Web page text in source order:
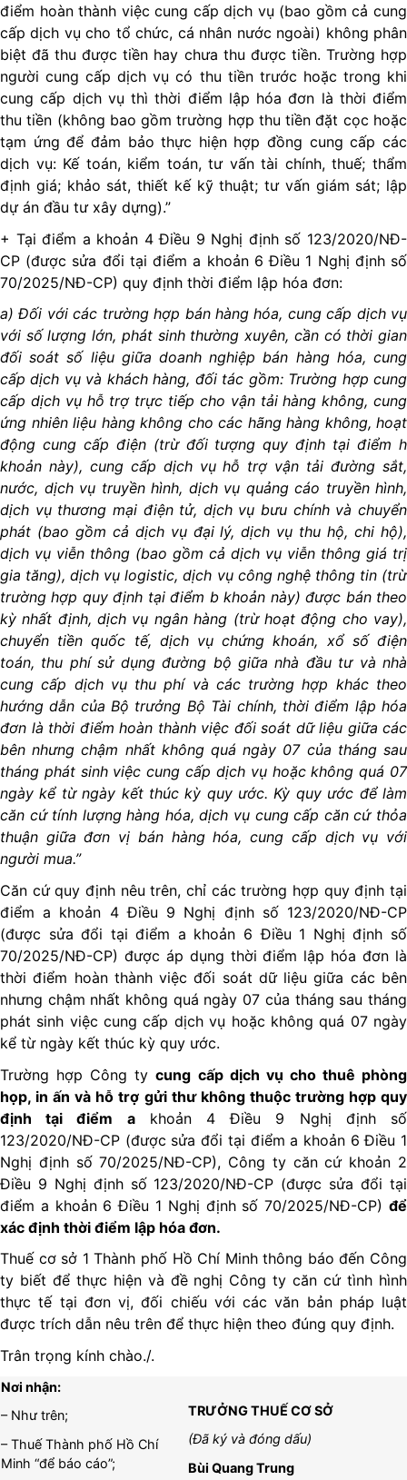
điểm hoàn thành việc cung cấp dịch vụ (bao gồm cả cung
cấp dịch vụ cho tổ chức, cá nhân nước ngoài) không phân
biệt đã thu được tiền hay chưa thu được tiền. Trường hợp
người cung cấp dịch vụ có thu tiền trước hoặc trong khi
cung cấp dịch vụ thì thời điểm lập hóa đơn là thời điểm
thu tiền (không bao gồm trường hợp thu tiền đặt cọc hoặc
tạm ứng để đảm bảo thực hiện hợp đồng cung cấp các
dịch vụ: Kế toán, kiểm toán, tư vấn tài chính, thuế; thẩm
định giá; khảo sát, thiết kế kỹ thuật; tư vấn giám sát; lập
dự án đầu tư xây dựng).”
+ Tại điểm a khoản 4 Điều 9 Nghị định số 123/2020/NĐ-
CP (được sửa đổi tại điểm a khoản 6 Điều 1 Nghị định số
70/2025/NĐ-CP) quy định thời điểm lập hóa đơn:
a) Đối với các trường hợp bán hàng hóa, cung cấp dịch vụ
với số lượng lớn, phát sinh thường xuyên, cần có thời gian
đối soát số liệu giữa doanh nghiệp bán hàng hóa, cung
cấp dịch vụ và khách hàng, đối tác gồm: Trường hợp cung
cấp dịch vụ hỗ trợ trực tiếp cho vận tải hàng không, cung
ứng nhiên liệu hàng không cho các hãng hàng không, hoạt
động cung cấp điện (trừ đối tượng quy định tại điểm h
khoản này), cung cấp dịch vụ hỗ trợ vận tải đường sắt,
nước, dịch vụ truyền hình, dịch vụ quảng cáo truyền hình,
dịch vụ thương mại điện tử, dịch vụ bưu chính và chuyển
phát (bao gồm cả dịch vụ đại lý, dịch vụ thu hộ, chi hộ),
dịch vụ viễn thông (bao gồm cả dịch vụ viễn thông giá trị
gia tăng), dịch vụ logistic, dịch vụ công nghệ thông tin (trừ
trường hợp quy định tại điểm b khoản này) được bán theo
kỳ nhất định, dịch vụ ngân hàng (trừ hoạt động cho vay),
chuyển tiền quốc tế, dịch vụ chứng khoán, xổ số điện
toán, thu phí sử dụng đường bộ giữa nhà đầu tư và nhà
cung cấp dịch vụ thu phí và các trường hợp khác theo
hướng dẫn của Bộ trưởng Bộ Tài chính, thời điểm lập hóa
đơn là thời điểm hoàn thành việc đối soát dữ liệu giữa các
bên nhưng chậm nhất không quá ngày 07 của tháng sau
tháng phát sinh việc cung cấp dịch vụ hoặc không quá 07
ngày kể từ ngày kết thúc kỳ quy ước. Kỳ quy ước để làm
căn cứ tính lượng hàng hóa, dịch vụ cung cấp căn cứ thỏa
thuận giữa đơn vị bán hàng hóa, cung cấp dịch vụ với
người mua.”
Căn cứ quy định nêu trên, chỉ các trường hợp quy định tại
điểm a khoản 4 Điều 9 Nghị định số 123/2020/NĐ-CP
(được sửa đổi tại điểm a khoản 6 Điều 1 Nghị định số
70/2025/NĐ-CP) được áp dụng thời điểm lập hóa đơn là
thời điểm hoàn thành việc đối soát dữ liệu giữa các bên
nhưng chậm nhất không quá ngày 07 của tháng sau tháng
phát sinh việc cung cấp dịch vụ hoặc không quá 07 ngày
kể từ ngày kết thúc kỳ quy ước.
Trường hợp Công tycung cấp dịch vụ cho thuê phòng
họp, in ấn và hỗ trợ gửi thư không thuộc trường hợp quy
định tại điểm akhoản 4 Điều 9 Nghị định số
123/2020/NĐ-CP (được sửa đổi tại điểm a khoản 6 Điều 1
Nghị định số 70/2025/NĐ-CP), Công ty căn cứ khoản 2
Điều 9 Nghị định số 123/2020/NĐ-CP (được sửa đổi tại
điểm a khoản 6 Điều 1 Nghị định số 70/2025/NĐ-CP) để
xác định thời điểm lập hóa đơn.
Thuế cơ sở 1 Thành phố Hồ Chí Minh thông báo đến Công
ty biết để thực hiện và đề nghị Công ty căn cứ tình hình
thực tế tại đơn vị, đối chiếu với các văn bản pháp luật
được trích dẫn nêu trên để thực hiện theo đúng quy định.
Trân trọng kính chào./.
Nơi nhận:
– Như trên;
– Thuế Thành phố Hồ Chí
Minh “để báo cáo”;
TRƯỞNG THUẾ CƠ SỞ
(Đã ký và đóng dấu)
Bùi Quang Trung